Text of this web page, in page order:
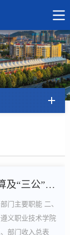
遵义职业技术学院2021年部门预算及“三公”经费预算信息
门主要职能 二、
义职业技术学院
部门收入总表